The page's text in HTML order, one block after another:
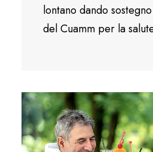
lontano dando
del Cuamm per la